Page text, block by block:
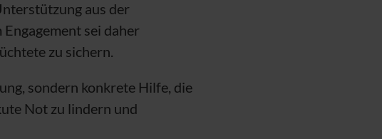
aus der
sei daher
zu sichern.
sondern konkrete Hilfe, die
Not zu lindern und